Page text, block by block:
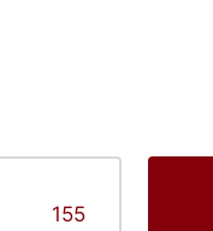
155